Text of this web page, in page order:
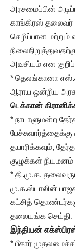
அரசமைப்பின்
காங்கிரஸ் தலைவர்
செழிப்பான
அவசியம் என
* தெலங்கானா
ஆராய ஒன்றிய
டெக்கான்
* நாடாளுமன்ற
தயாரிக்கவும்,
குழுக்கள் நியமனம்
* தி.மு.க.
மு.க.ஸ்டாலின்
கட்சித்
தலையங்க செய்தி.
இந்தியன்
* பீகார்